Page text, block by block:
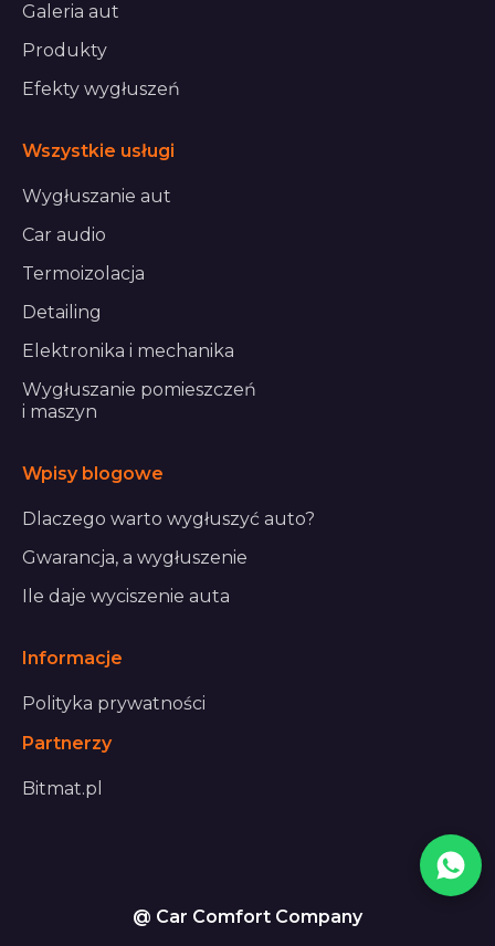
Galeria aut
Produkty
Efekty wygłuszeń
Wszystkie usługi
Wygłuszanie aut
Car audio
Termoizolacja
Detailing
Elektronika i mechanika
Wygłuszanie pomieszczeń
i maszyn
Wpisy blogowe
Dlaczego warto wygłuszyć auto?
Gwarancja, a wygłuszenie
Ile daje wyciszenie auta
Informacje
Polityka prywatności
Partnerzy
Bitmat.pl
@ Car Comfort Company